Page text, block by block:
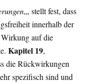
„, stellt fest, dass
innerhalb der
Wirkung auf die
Kapitel 19,
die Rückwirkungen
spezifisch sind und